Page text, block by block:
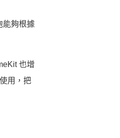
能夠根據
也增
用，把